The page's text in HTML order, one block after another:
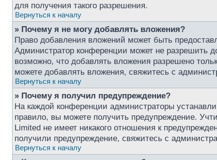
для получения такого разрешения.
Вернуться к началу
» Почему я не могу добавлять вложения?
Право добавления вложений может быть
Администратор конференции может не разрешить
возможно, что добавлять вложения разрешено
можете добавлять вложения, свяжитесь с
Вернуться к началу
» Почему я получил предупреждение?
На каждой конференции администраторы
правило, вы можете получить предупреждение.
Limited не имеет никакого отношения к
получили предупреждение, свяжитесь с
Вернуться к началу